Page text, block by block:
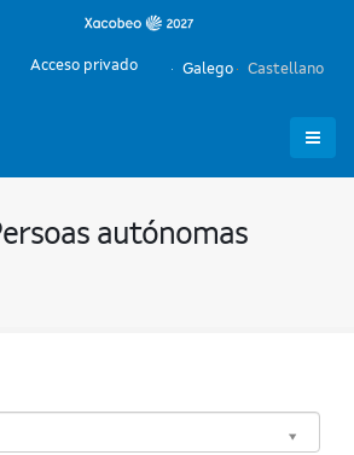
Galego Castellano
Acceso privado
autónomas